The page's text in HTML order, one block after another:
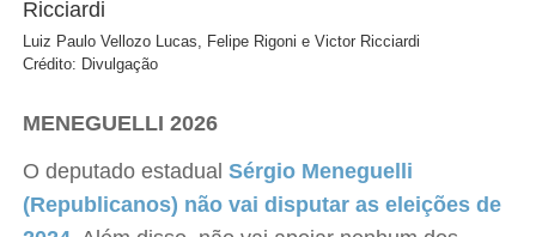
Luiz Paulo Vellozo Lucas, Felipe Rigoni e Victor Ricciardi
Crédito: Divulgação
MENEGUELLI 2026
O deputado estadualSérgio Meneguelli
(Republicanos) não vai disputar as eleições de